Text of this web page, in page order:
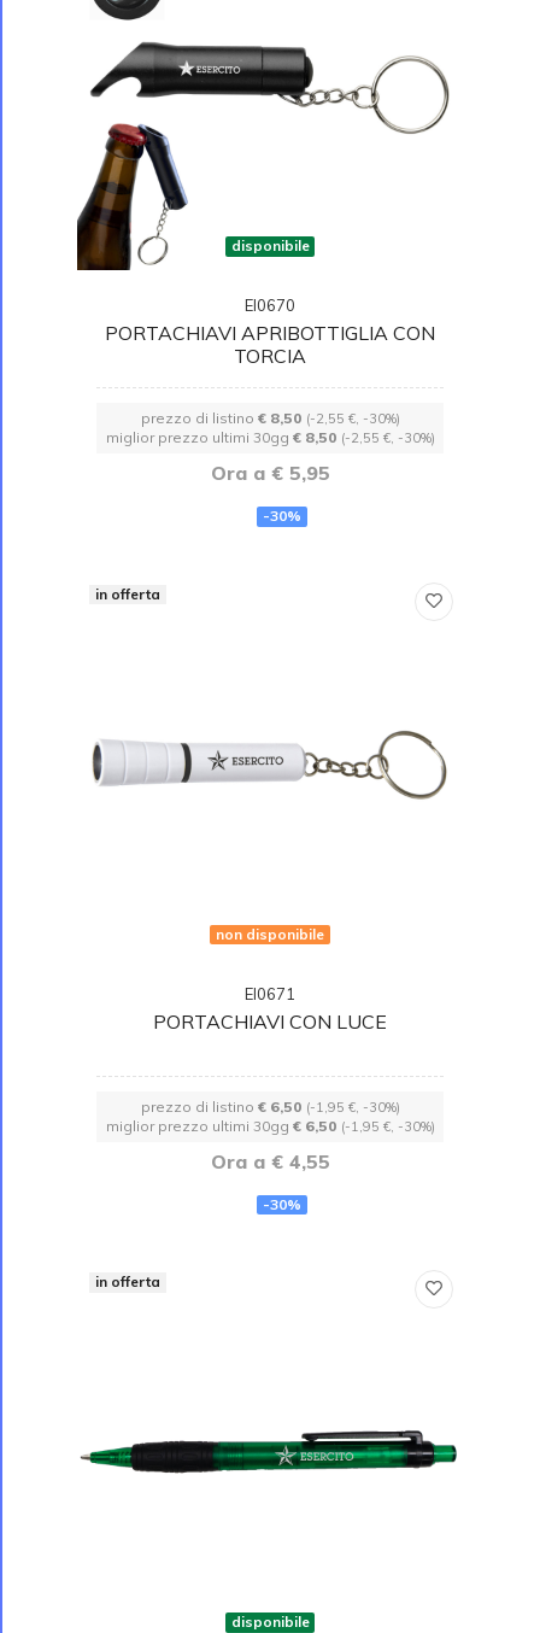
disponibile
EI0670
PORTACHIAVI APRIBOTTIGLIA CON
TORCIA
prezzo di listino € 8,50 (-2,55 €, -30%)
miglior prezzo ultimi 30gg € 8,50 (-2,55 €, -30%)
Ora a € 5,95
-30%
in offerta
non disponibile
EI0671
PORTACHIAVI CON LUCE
prezzo di listino € 6,50 (-1,95 €, -30%)
miglior prezzo ultimi 30gg € 6,50 (-1,95 €, -30%)
Ora a € 4,55
-30%
in offerta
disponibile